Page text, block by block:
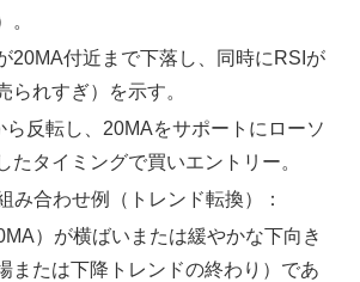
。
20MA付近まで下落し、同時にRSIが
られすぎ）を示す。
ら反転し、20MAをサポートにローソ
たタイミングで買いエントリー。
み合わせ例（トレンド転換）：
）が横ばいまたは緩やかな下向き
または下降トレンドの終わり）であ